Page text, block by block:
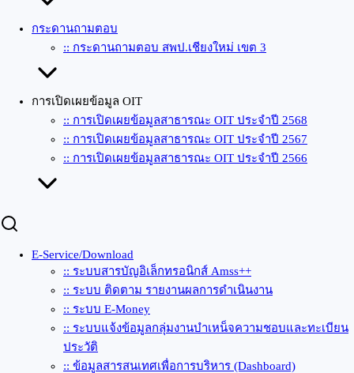
กระดานถามตอบ
:: กระดานถามตอบ สพป.เชียงใหม่ เขต 3
การเปิดเผยข้อมูล OIT
:: การเปิดเผยข้อมูลสาธารณะ OIT ประจำปี 2568
:: การเปิดเผยข้อมูลสาธารณะ OIT ประจำปี 2567
:: การเปิดเผยข้อมูลสาธารณะ OIT ประจำปี 2566
E-Service/Download
:: ระบบสารบัญอิเล็กทรอนิกส์ Amss++
:: ระบบ ติดตาม รายงานผลการดำเนินงาน
:: ระบบ E-Money
:: ระบบแจ้งข้อมูลกลุ่มงานบำเหน็จความชอบและทะเบียน
ประวัติ
:: ข้อมูลสารสนเทศเพื่อการบริหาร (Dashboard)